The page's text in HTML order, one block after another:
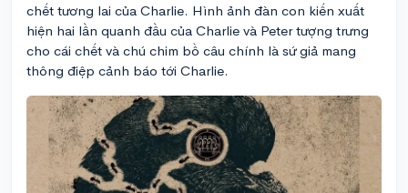
chết tương lai của Charlie. Hình ảnh đàn con kiến xuất
hiện hai lần quanh đầu của Charlie và Peter tượng trưng
cho cái chết và chú chim bồ câu chính là sứ giả mang
thông điệp cảnh báo tới Charlie.